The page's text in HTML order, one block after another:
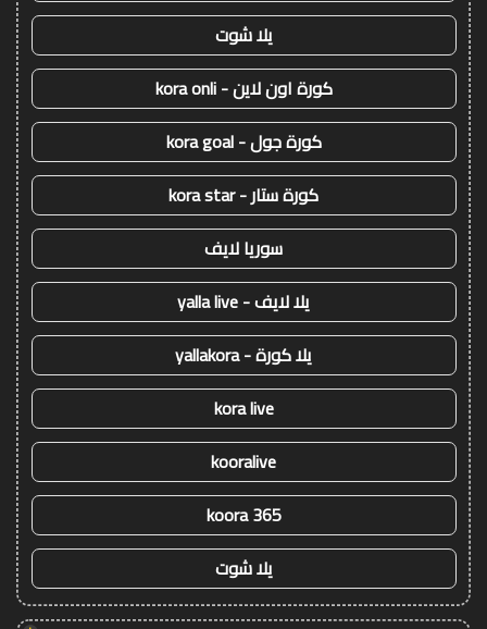
يلا شوت
كورة اون لاين - kora onli
كورة جول - kora goal
كورة ستار - kora star
سوريا لايف
يلا لايف - yalla live
يلا كورة - yallakora
kora live
kooralive
koora 365
يلا شوت